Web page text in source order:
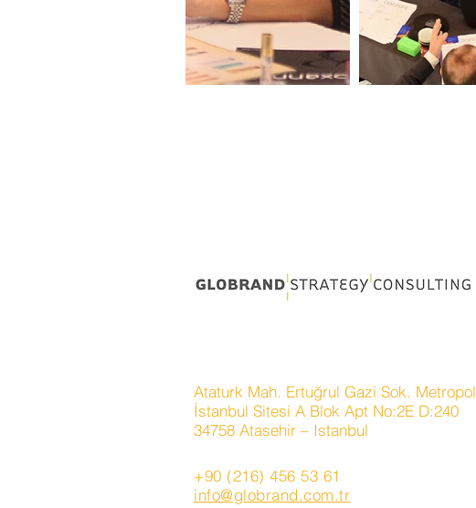
Ataturk Mah. Ertuğrul Gazi Sok. Metropol
İstanbul Sitesi A Blok Apt No:2E D:240
34758 Atasehir – Istanbul
+90 (216) 456 53 61
info@globrand.com.tr